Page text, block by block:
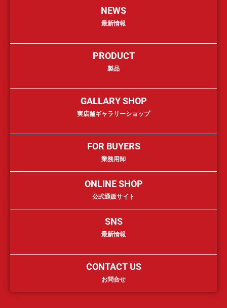
NEWS
最新情報
PRODUCT
製品
GALLARY SHOP
実店舗ギャラリーショップ
FOR BUYERS
業務用卸
ONLINE SHOP
公式通販サイト
SNS
最新情報
CONTACT US
お問合せ